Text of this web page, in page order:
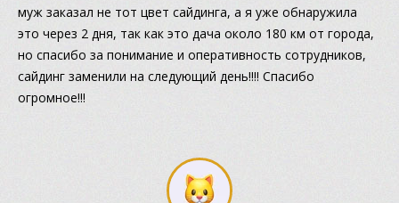
муж заказал не тот цвет сайдинга, а я уже обнаружила
это через 2 дня, так как это дача около 180 км от города,
но спасибо за понимание и оперативность сотрудников,
сайдинг заменили на следующий день!!!! Спасибо
огромное!!!